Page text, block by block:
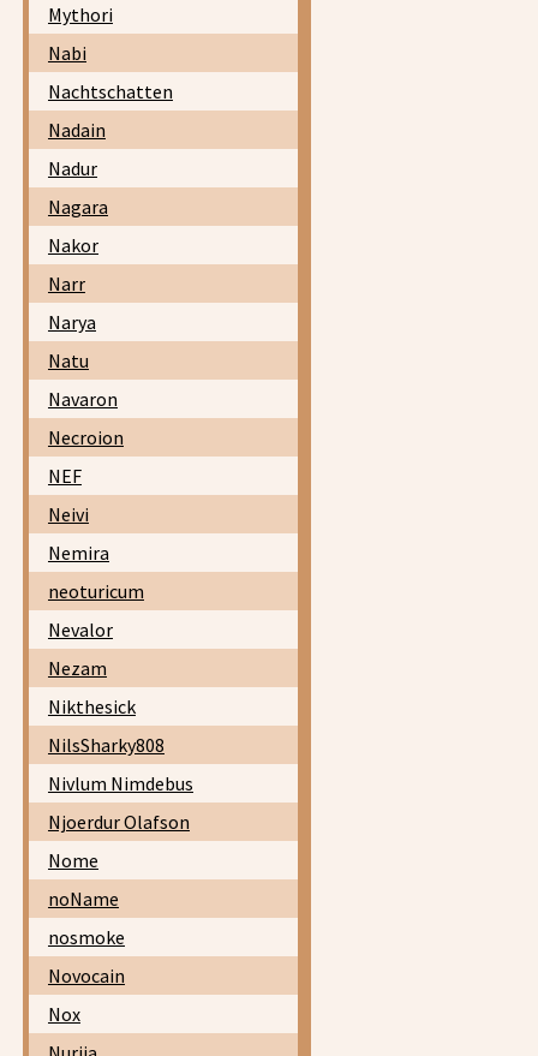
Mythori
Nabi
Nachtschatten
Nadain
Nadur
Nagara
Nakor
Narr
Narya
Natu
Navaron
Necroion
NEF
Neivi
Nemira
neoturicum
Nevalor
Nezam
Nikthesick
NilsSharky808
Nivlum Nimdebus
Njoerdur Olafson
Nome
noName
nosmoke
Novocain
Nox